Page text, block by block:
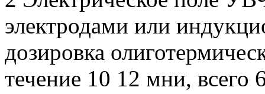
электродами или
дозировка
течение 10 12 мни, всего